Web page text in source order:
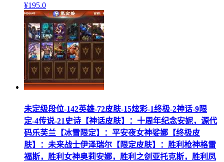
¥195.0
未定级段位-142英雄-72皮肤-15炫彩-1终极-2神话-9限
定-4传说-21史诗【神话皮肤】：十周年纪念安妮，源代
码乐芙兰【冰雪限定】：平安夜女神娑娜【终极皮
肤】：未来战士伊泽瑞尔【限定皮肤】：胜利枪神格雷
福斯，胜利女神奥莉安娜，胜利之剑亚托克斯，胜利凤